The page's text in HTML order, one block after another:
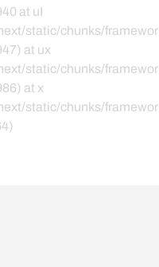
at uI
static/chunks/
at ux
static/chunks/
at x
static/chunks/